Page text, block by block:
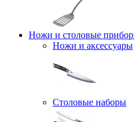
Ножи и столовые
Ножи и аксессуары
Столовые наборы